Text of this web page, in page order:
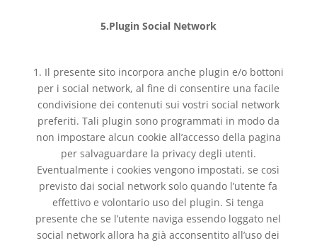
5.Plugin Social Network
1. Il presente sito incorpora anche plugin e/o bottoni
per i social network, al fine di consentire una facile
condivisione dei contenuti sui vostri social network
preferiti. Tali plugin sono programmati in modo da
non impostare alcun cookie all’accesso della pagina
per salvaguardare la privacy degli utenti.
Eventualmente i cookies vengono impostati, se così
previsto dai social network solo quando l’utente fa
effettivo e volontario uso del plugin. Si tenga
presente che se l’utente naviga essendo loggato nel
social network allora ha già acconsentito all’uso dei